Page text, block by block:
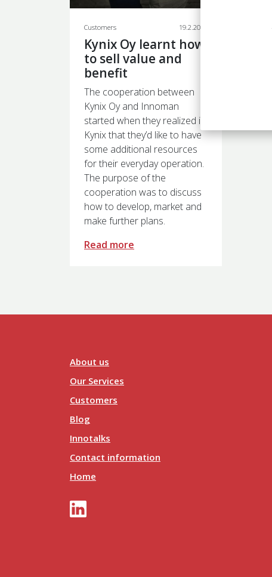
Customers 19.2.2020
Kynix Oy learnt how
to sell value and
benefit
The cooperation between
Kynix Oy and Innoman
started when they realized in
Kynix that they’d like to have
some additional resources
for their everyday operation.
The purpose of the
cooperation was to discuss
how to develop, market and
make further plans.
Read more
About us
Our Services
Customers
Blog
Innotalks
Contact information
Home